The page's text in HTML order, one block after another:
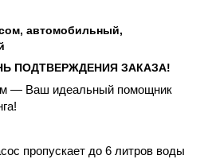
автомобильный,
ПОДТВЕРЖДЕНИЯ ЗАКАЗА!
— Ваш идеальный помощник
пропускает до 6 литров воды